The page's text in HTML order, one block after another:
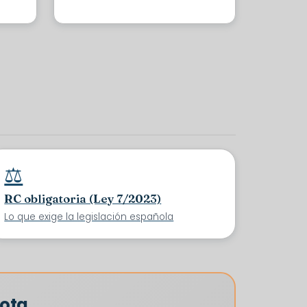
⚖️
RC obligatoria (Ley 7/2023)
Lo que exige la legislación española